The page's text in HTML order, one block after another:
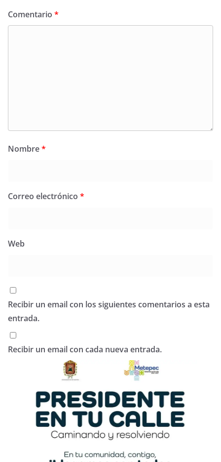
Comentario *
Nombre*
Correo electrónico *
Web
Recibir un email con los siguientes comentarios a esta
entrada.
Recibir un email con cada nueva entrada.